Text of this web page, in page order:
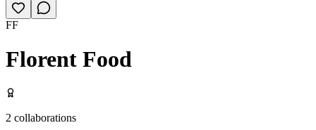
FF
Florent Food
2 collaborations